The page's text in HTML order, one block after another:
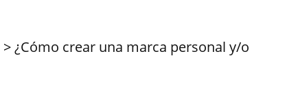
>¿Cómo crear una marca personal y/o